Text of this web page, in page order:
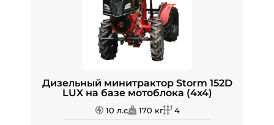
Дизельный минитрактор Storm 152D
LUX на базе мотоблока (4x4)
10 л.с 170 кг 4